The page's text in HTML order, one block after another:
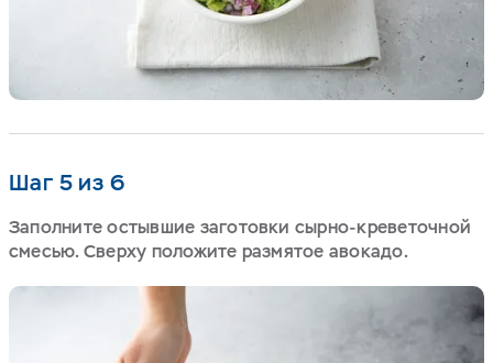
Шаг 5 из 6
Заполните остывшие заготовки сырно-креветочной
смесью. Сверху положите размятое авокадо.